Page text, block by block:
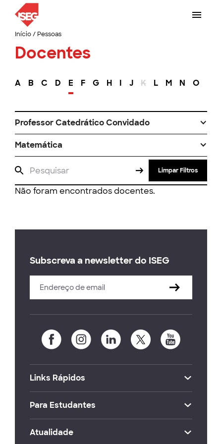
Início/ Pessoas
Docentes
A B C D E F G H I J K L M N O
Professor Catedrático Convidado
Matemática
Limpar Filtros
Não foram encontrados docentes.
Subscreva a newsletter do ISEG
Links Rápidos
Para Estudantes
Atualidade